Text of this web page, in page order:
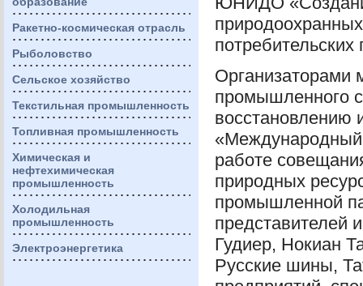
Ракетно-космическая отрасль
Рыболовство
Сельское хозяйство
Текстильная промышленность
Топливная промышленность
Химическая и
нефтехимическая
промышленность
Холодильная
промышленность
Электроэнергетика
Организаторами
промышленного
восстановлению
«Международный
работе
природных
промышленной
представителей
Гудиер, Нокиан
Русские шины,